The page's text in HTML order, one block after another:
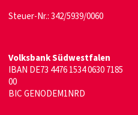
Steuer-Nr.: 342/5939/0060
Volksbank Südwestfalen
IBAN DE73 4476 1534 0630 7185
00
BIC GENODEM1NRD